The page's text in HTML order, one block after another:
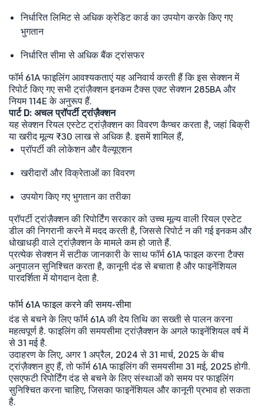
निर्धारित लिमिट से अधिक क्रेडिट कार्ड का उपयोग करके किए गए
भुगतान
निर्धारित सीमा से अधिक बैंक ट्रांसफर
फॉर्म 61A फाइलिंग आवश्यकताएं यह अनिवार्य करती हैं कि इस सेक्शन में
रिपोर्ट किए गए सभी ट्रांज़ैक्शन इनकम टैक्स एक्ट सेक्शन 285BA और
नियम 114E के अनुरूप हैं.
पार्ट D: अचल प्रॉपर्टी ट्रांज़ैक्शन
यह सेक्शन रियल एस्टेट ट्रांज़ैक्शन का विवरण कैप्चर करता है, जहां बिक्री
या खरीद मूल्य ₹30 लाख से अधिक है. इसमें शामिल हैं,
प्रॉपर्टी की लोकेशन और वैल्यूएशन
खरीदारों और विक्रेताओं का विवरण
उपयोग किए गए भुगतान का तरीका
प्रॉपर्टी ट्रांज़ैक्शन की रिपोर्टिंग सरकार को उच्च मूल्य वाली रियल एस्टेट
डील की निगरानी करने में मदद करती है, जिससे रिपोर्ट न की गई इनकम और
धोखाधड़ी वाले ट्रांज़ैक्शन के मामले कम हो जाते हैं.
प्रत्येक सेक्शन में सटीक जानकारी के साथ फॉर्म 61A फाइल करना टैक्स
अनुपालन सुनिश्चित करता है, कानूनी दंड से बचाता है और फाइनेंशियल
पारदर्शिता में योगदान देता है.
फॉर्म 61A फाइल करने की समय-सीमा
दंड से बचने के लिए फॉर्म 61A की देय तिथि का सख्ती से पालन करना
महत्वपूर्ण है. फाइलिंग की समयसीमा ट्रांज़ैक्शन के अगले फाइनेंशियल वर्ष में
से 31 मई है.
उदाहरण के लिए, अगर 1 अप्रैल, 2024 से 31 मार्च, 2025 के बीच
ट्रांज़ैक्शन हुए हैं, तो फॉर्म 61A फाइलिंग की समयसीमा 31 मई, 2025 होगी.
एसएफटी रिपोर्टिंग दंड से बचने के लिए संस्थाओं को समय पर फाइलिंग
सुनिश्चित करना चाहिए, जिसका फाइनेंशियल और कानूनी प्रभाव हो सकता
है.